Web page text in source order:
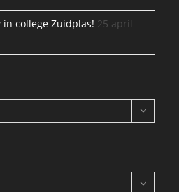
college Zuidplas! 25 april